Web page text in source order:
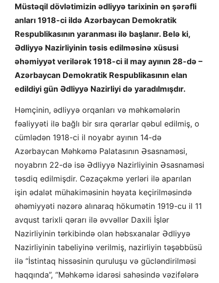
Müstəqil dövlətimizin ədliyyə tarixinin ən şərəfli
anları 1918-ci ildə Azərbaycan Demokratik
Respublikasının yaranması ilə başlanır. Belə ki,
Ədliyyə Nazirliyinin təsis edilməsinə xüsusi
əhəmiyyət verilərək 1918-ci il may ayının 28-də –
Azərbaycan Demokratik Respublikasının elan
edildiyi gün Ədliyyə Nazirliyi də yaradılmışdır.
Həmçinin, ədliyyə orqanları və məhkəmələrin
fəaliyyəti ilə bağlı bir sıra qərarlar qəbul edilmiş, o
cümlədən 1918-ci il noyabr ayının 14-də
Azərbaycan Məhkəmə Palatasının Əsasnaməsi,
noyabrın 22-də isə Ədliyyə Nazirliyinin Əsasnaməsi
təsdiq edilmişdir. Cəzaçəkmə yerləri ilə aparılan
işin ədalət mühakiməsinin həyata keçirilməsində
əhəmiyyəti nəzərə alınaraq hökumətin 1919-cu il 11
avqust tarixli qərarı ilə əvvəllər Daxili İşlər
Nazirliyinin tərkibində olan həbsxanalar Ədliyyə
Nazirliyinin tabeliyinə verilmiş, nazirliyin təşəbbüsü
ilə “İstintaq hissəsinin quruluşu və gücləndirilməsi
haqqında”, “Məhkəmə idarəsi sahəsində vəzifələrə